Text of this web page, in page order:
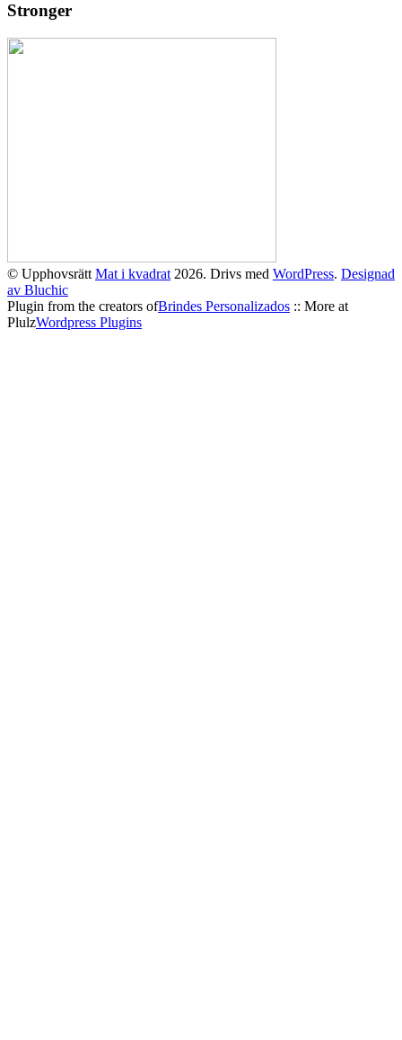
Stronger
© Upphovsrätt Mat i kvadrat 2026. Drivs med WordPress. Designad
av Bluchic
Plugin from the creators ofBrindes Personalizados :: More at
PlulzWordpress Plugins